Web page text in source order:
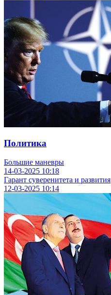
Политика
Большие маневры
14-03-2025 10:18
Гарант суверенитета и развития
12-03-2025 10:14